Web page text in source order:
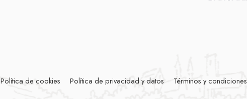
Política de cookies Política de privacidad y datos Términos y condiciones